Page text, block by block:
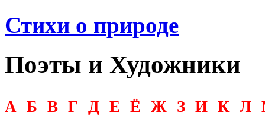
Стихи о природе
Поэты и Художники
А Б В Г Д Е Ё Ж З И К Л